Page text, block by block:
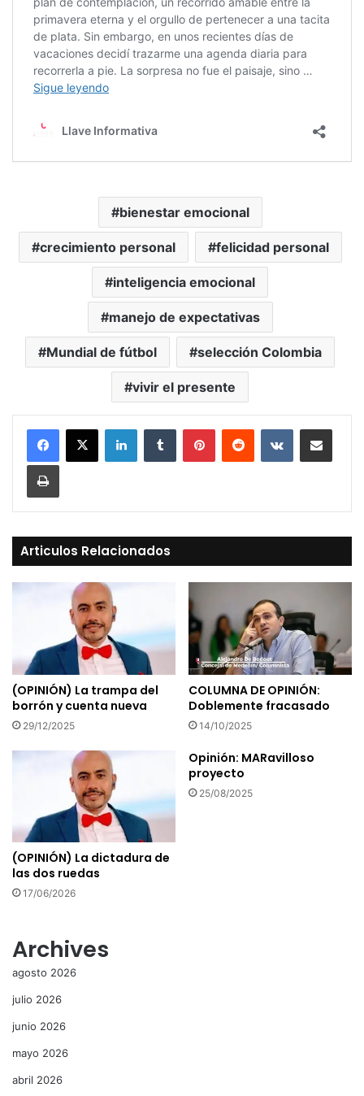
bienestar emocional
crecimiento personal felicidad personal
inteligencia emocional
manejo de expectativas
Mundial de fútbol selección Colombia
vivir el presente
LinkedInTumblr PinterestReddit VKontakteCompartir vía Mail
Print
Articulos Relacionados
(OPINIÓN) La trampa del
borrón y cuenta nueva
29/12/2025
COLUMNA DE OPINIÓN:
Doblemente fracasado
14/10/2025
(OPINIÓN) La dictadura de
las dos ruedas
17/06/2026
Opinión: MARavilloso
proyecto
25/08/2025
Archives
agosto 2026
julio 2026
junio 2026
mayo 2026
abril 2026